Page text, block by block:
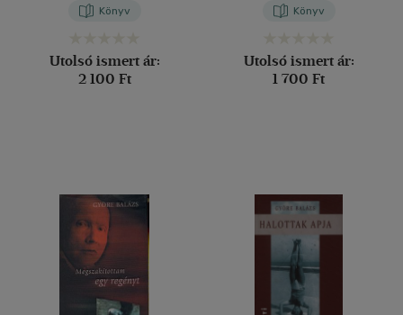
Könyv
Utolsó ismert ár:
2 100 Ft
Könyv
Utolsó ismert ár:
1 700 Ft